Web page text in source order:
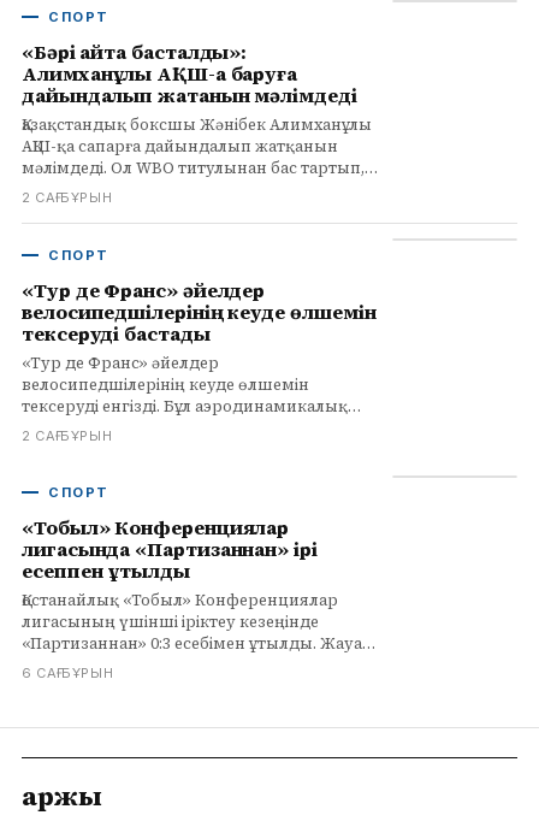
СПОРТ
«Бәрі қайта басталды»:
Алимханұлы АҚШ-қа баруға
дайындалып жатқанын мәлімдеді
Қазақстандық боксшы Жәнібек Алимханұлы
АҚШ-қа сапарға дайындалып жатқанын
мәлімдеді. Ол WBO титулынан бас тартып,
суперорта салмаққа ауысады.
2 САҒ БҰРЫН
СПОРТ
«Тур де Франс» әйелдер
велосипедшілерінің кеуде өлшемін
тексеруді бастады
«Тур де Франс» әйелдер
велосипедшілерінің кеуде өлшемін
тексеруді енгізді. Бұл аэродинамикалық
артықшылық беретін жасанды
2 САҒ БҰРЫН
СПОРТ
«Тобыл» Конференциялар
лигасында «Партизаннан» ірі
есеппен ұтылды
Қостанайлық «Тобыл» Конференциялар
лигасының үшінші іріктеу кезеңінде
«Партизаннан» 0:3 есебімен ұтылды. Жауап
матч 13 тамызда Қостанайда өтеді.
6 САҒ БҰРЫН
Қаржы